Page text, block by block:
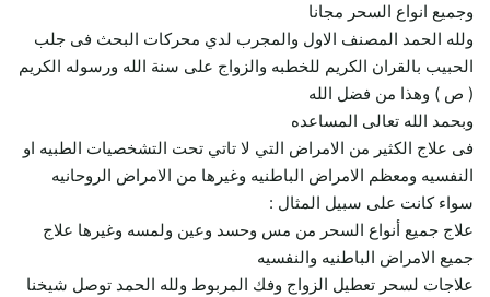
وجميع انواع السحر مجانا
ولله الحمد المصنف الاول والمجرب لدي محركات البحث فى جلب
الحبيب بالقران الكريم للخطبه والزواج على سنة الله ورسوله الكريم
( ص ) وهذا من فضل الله
وبحمد الله تعالى المساعده
فى علاج الكثير من الامراض التي لا تاتي تحت التشخصيات الطبيه او
النفسيه ومعظم الامراض الباطنيه وغيرها من الامراض الروحانيه
سواء كانت على سبيل المثال :
علاج جميع أنواع السحر من مس وحسد وعين ولمسه وغيرها علاج
جميع الامراض الباطنيه والنفسيه
علاجات لسحر تعطيل الزواج وفك المربوط ولله الحمد توصل شيخنا